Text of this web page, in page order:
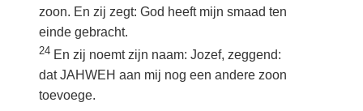
ENGLISH SERIES
zoon. En zij zegt: God heeft mijn smaad ten
einde gebracht.
24 En zij noemt zijn naam: Jozef, zeggend:
dat JAHWEH aan mij nog een andere zoon
toevoege.